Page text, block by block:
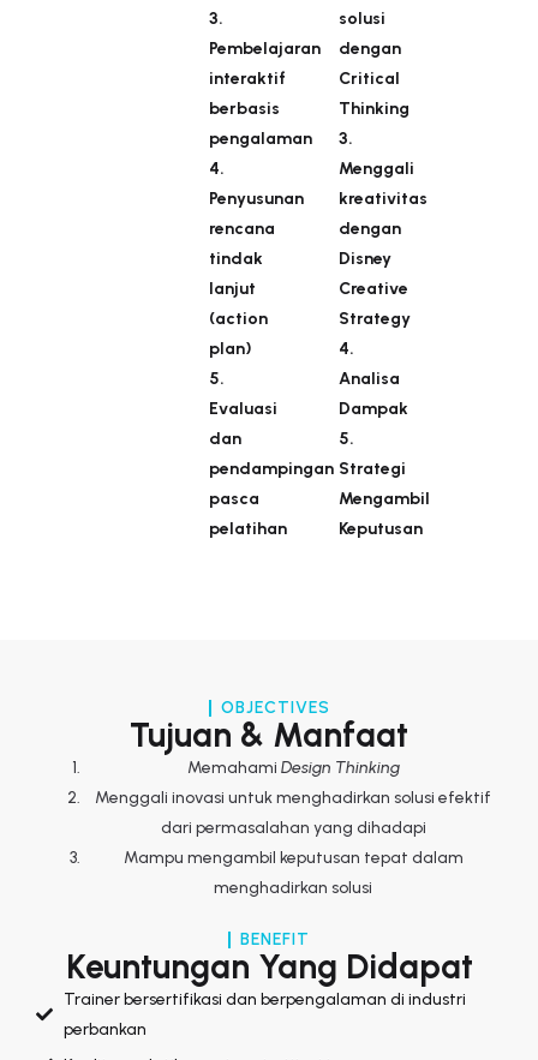
3.
Pembelajaran
interaktif
berbasis
pengalaman
4.
Penyusunan
rencana
tindak
lanjut
(action
plan)
5.
Evaluasi
dan
pendampingan
pasca
pelatihan
solusi
dengan
Critical
Thinking
3.
Menggali
kreativitas
dengan
Disney
Creative
Strategy
4.
Analisa
Dampak
5.
Strategi
Mengambil
Keputusan
OBJECTIVES
Tujuan & Manfaat
Memahami Design Thinking
Menggali inovasi untuk menghadirkan solusi efektif
dari permasalahan yang dihadapi
Mampu mengambil keputusan tepat dalam
menghadirkan solusi
BENEFIT
Keuntungan Yang Didapat
Trainer bersertifikasi dan berpengalaman di industri
perbankan